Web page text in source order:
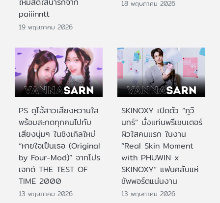
paiiinntt
19 พฤษภาคม 2026
18 พฤษภาคม 2026
PS ดูโอ้สาวเสียงหวานใส
พร้อมสะกดทุกคนไปกับ
เสียงนุ่มๆ ในซิงเกิลใหม่
“หายใจเป็นเธอ (Original
by Four-Mod)” จากโปร
เจกต์ THE TEST OF
TIME 2000
13 พฤษภาคม 2026
SKINOXY เปิดตัว “ภูวิ
นทร์” นั่งแท่นพรีเซนเตอร์
ผิวใสคนแรก ในงาน
“Real Skin Moment
with PHUWIN x
SKINOXY” แฟนคลับแห่
ซัพพอร์ตแน่นงาน
13 พฤษภาคม 2026